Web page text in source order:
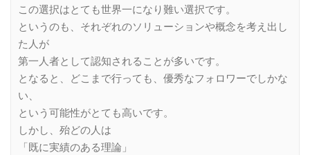
この選択はとても世界一になり難い選択です。
というのも、それぞれのソリューションや概念を考え出し
た人が
第一人者として認知されることが多いです。
となると、どこまで行っても、優秀なフォロワーでしかな
い、
という可能性がとても高いです。
しかし、殆どの人は
「既に実績のある理論」